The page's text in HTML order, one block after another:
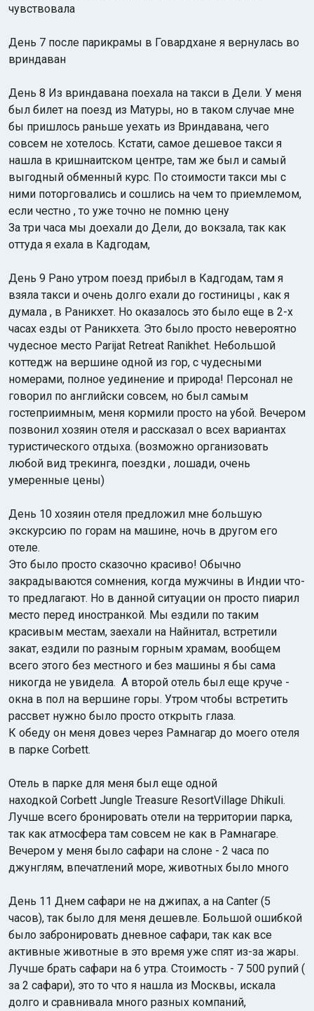
чувствовала
День 7 после парикрамы в Говардхане я вернулась во
вриндаван
День 8 Из вриндавана поехала на такси в Дели. У меня
был билет на поезд из Матуры, но в таком случае мне
бы пришлось раньше уехать из Вриндавана, чего
совсем не хотелось. Кстати, самое дешевое такси я
нашла в кришнаитском центре, там же был и самый
выгодный обменный курс. По стоимости такси мы с
ними поторговались и сошлись на чем то приемлемом,
если честно , то уже точно не помню цену
За три часа мы доехали до Дели, до вокзала, так как
оттуда я ехала в Кадгодам,
День 9 Рано утром поезд прибыл в Кадгодам, там я
взяла такси и очень долго ехали до гостиницы , как я
думала , в Раникхет. Но оказалось это было еще в 2-х
часах езды от Раникхета. Это было просто невероятно
чудесное место Parijat Retreat Ranikhet. Небольшой
коттедж на вершине одной из гор, с чудесными
номерами, полное уединение и природа! Персонал не
говорил по английски совсем, но был самым
гостеприимным, меня кормили просто на убой. Вечером
позвонил хозяин отеля и рассказал о всех вариантах
туристического отдыха. (возможно организовать
любой вид трекинга, поездки , лошади, очень
умеренные цены)
День 10 хозяин отеля предложил мне большую
экскурсию по горам на машине, ночь в другом его
отеле.
Это было просто сказочно красиво! Обычно
закрадываются сомнения, когда мужчины в Индии что-
то предлагают. Но в данной ситуации он просто пиарил
место перед иностранкой. Мы ездили по таким
красивым местам, заехали на Найнитал, встретили
закат, ездили по разным горным храмам, вообщем
всего этого без местного и без машины я бы сама
никогда не увидела. А второй отель был еще круче -
окна в пол на вершине горы. Утром чтобы встретить
рассвет нужно было просто открыть глаза.
К обеду он меня довез через Рамнагар до моего отеля
в парке Corbett.
Отель в парке для меня был еще одной
находкой Corbett Jungle Treasure ResortVillage Dhikuli.
Лучше всего бронировать отели на территории парка,
так как атмосфера там совсем не как в Рамнагаре.
Вечером у меня было сафари на слоне - 2 часа по
джунглям, впечатлений море, животных было много
День 11 Днем сафари не на джипах, а на Сanter (5
часов), так было для меня дешевле. Большой ошибкой
было забронировать дневное сафари, так как все
активные животные в это время уже спят из-за жары.
Лучше брать сафари на 6 утра. Стоимость - 7 500 рупий (
за 2 сафари), это то что я нашла из Москвы, искала
долго и сравнивала много разных компаний,